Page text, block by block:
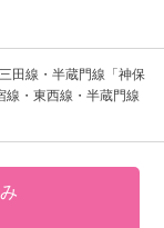
田線・半蔵門線「神保
線・東西線・半蔵門線